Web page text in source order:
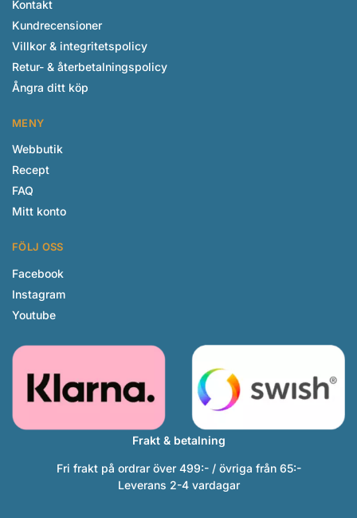
Kontakt
Kundrecensioner
Villkor & integritetspolicy
Retur- & återbetalningspolicy
Ångra ditt köp
MENY
Webbutik
Recept
FAQ
Mitt konto
FÖLJ OSS
Facebook
Instagram
Youtube
Frakt & betalning
Fri frakt på ordrar över 499:- / övriga från 65:-
Leverans 2-4 vardagar